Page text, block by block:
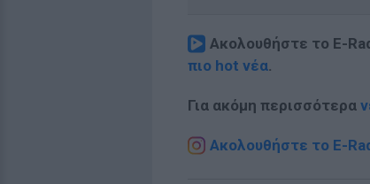
Ακολουθήστε το E-
πιο hot νέα.
Για ακόμη περισσότερα
Ακολουθήστε το E-